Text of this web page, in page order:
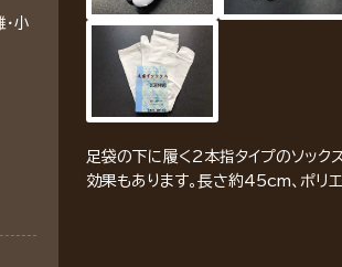
小
足袋の下に履く2本指タイプのソック
効果もあります。長さ約45cm、ポリ